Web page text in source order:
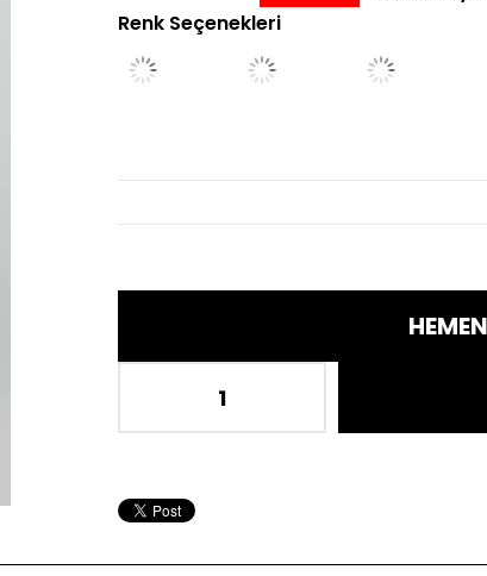
İndirim
Renk Seçenekleri